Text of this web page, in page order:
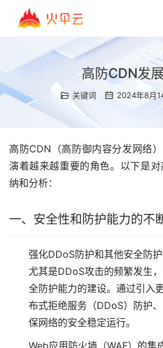
高防CDN发
关键词 2024年8月
高防CDN（高防御内容分发网络
演着越来越重要的角色。以下是
纳和分析：
一、安全性和防护能力的不
强化DDoS防护和其他安全防护
尤其是DDoS攻击的频繁发生
全防护能力的建设。通过引入
布式拒绝服务（DDoS）防护
保网络的安全稳定运行。
Web应用防火墙（WAF）的集